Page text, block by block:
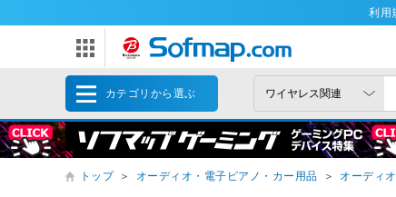
利用
カテゴリから選ぶ
トップ ＞ オーディオ・電子ピアノ・カー用品 ＞ オーディ